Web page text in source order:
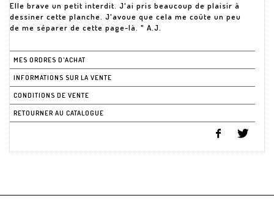
Elle brave un petit interdit. J'ai pris beaucoup de plaisir à
dessiner cette planche. J'avoue que cela me coûte un peu
MES ORDRES D'ACHAT
INFORMATIONS SUR LA VENTE
CONDITIONS DE VENTE
RETOURNER AU CATALOGUE